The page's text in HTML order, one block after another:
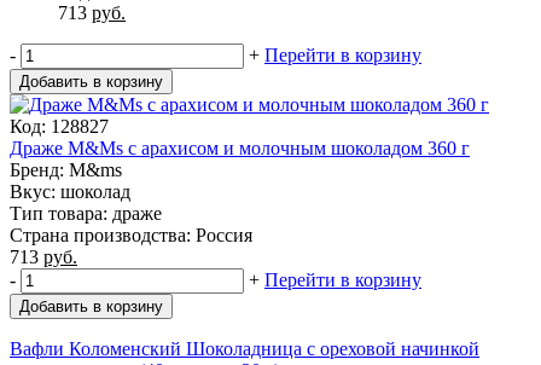
713 руб.
- + Перейти в корзину
Добавить в корзину
Код: 128827
Драже M&Ms с арахисом и молочным шоколадом 360 г
Бренд: M&ms
Вкус: шоколад
Тип товара: драже
Страна производства: Россия
713 руб.
-
+ Перейти в корзину
Добавить в корзину
Вафли Коломенский Шоколадница с ореховой начинкой